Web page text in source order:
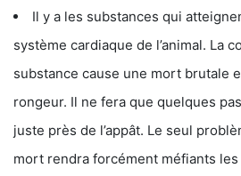
Il y a les substances qui
système cardiaque de l’animal. La
substance cause une mort brutale
rongeur. Il ne fera que quelques
juste près de l’appât. Le seul
mort rendra forcément méfiants